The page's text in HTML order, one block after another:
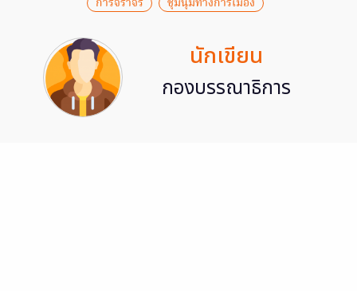
การจราจร ชุมนุมทางการเมือง
นักเขียน
กองบรรณาธิการ